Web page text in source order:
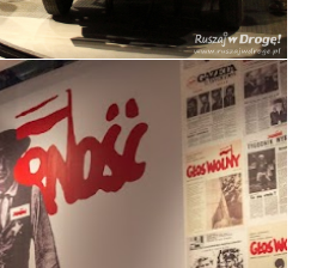
Centrum Solidarności w